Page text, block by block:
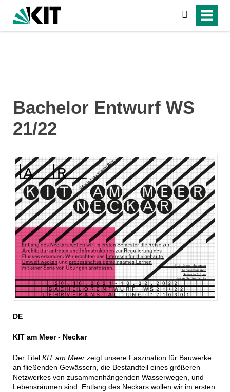
suchen
Bachelor Entwurf WS
21/22
DE
KIT am Meer - Neckar
Der Titel KIT am Meerzeigt unsere Faszination für Bauwerke
an fließenden Gewässern, die Bestandteil eines größeren
Netzwerkes von zusammenhängenden Wasserwegen, und
Lebensräumen sind. Entlang des Neckars wollen wir im ersten